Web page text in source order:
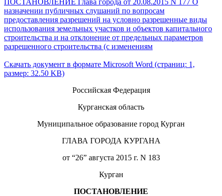
назначении публичных слушаний по вопросам
предоставления разрешений на условно разрешенные виды
использования земельных участков и объектов капитального
строительства и на отклонение от предельных параметров
разрешенного строительства (с изменениям
Скачать документ в формате Microsoft Word (страниц: 1,
размер: 32.50 KB)
Российская Федерация
Курганская область
Муниципальное образование город Курган
ГЛАВА ГОРОДА КУРГАНА
от “26” августа 2015 г. N 183
Курган
ПОСТАНОВЛЕНИЕ